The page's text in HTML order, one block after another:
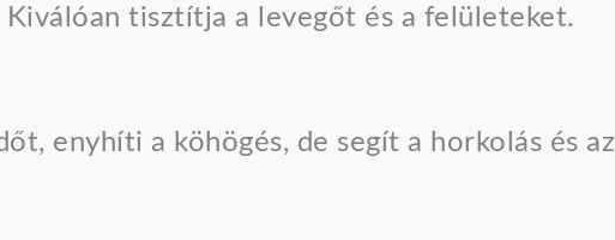
tisztítja a levegőt és a felületeket.
enyhíti a köhögés, de segít a horkolás és az